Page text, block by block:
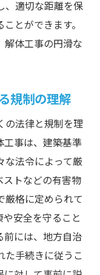
最適配置
の対策
協力体制
可取得プロセ
ルの推進
な取り扱い
対応策
予防策
策
るための愛知
、適切な距離を保
とができます。
解体工事の円滑な
規制の理解
の法律と規制を理
工事は、建築基準
な法令によって厳
ストなどの有害物
厳格に定められて
安全を守ること
前には、地方自治
た手続きに従うこ